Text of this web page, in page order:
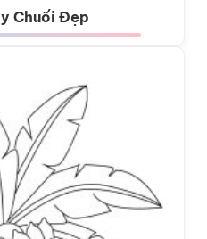
Chuối Đẹp